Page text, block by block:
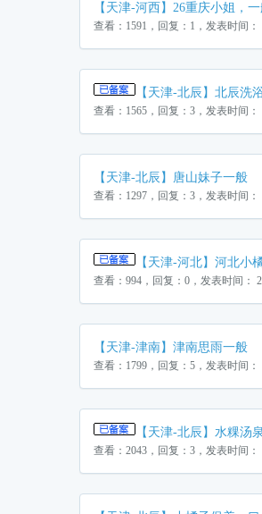
【天津-河西】26重庆小姐，
查看：1591，回复：1，发表时间：
【天津-北辰】北辰洗
查看：1565，回复：3，发表时间：
【天津-北辰】唐山妹子一般
查看：1297，回复：3，发表时间：
【天津-河北】河北小
查看：994，回复：0，发表时间：
【天津-津南】津南思雨一般
查看：1799，回复：5，发表时间：
【天津-北辰】水粿汤
查看：2043，回复：3，发表时间：